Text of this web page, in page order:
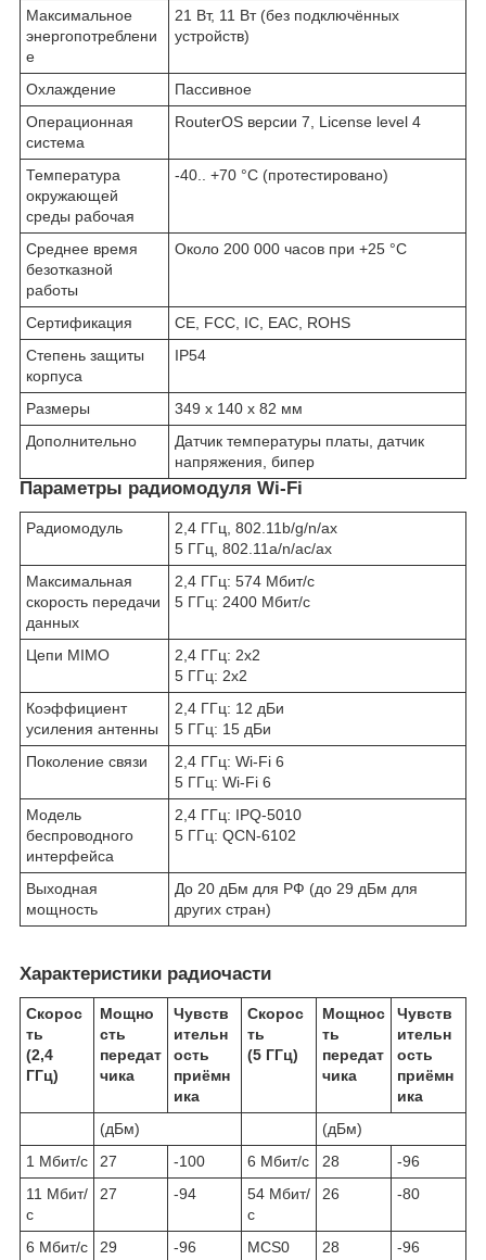
Максимальное
энергопотреблени
е
21 Вт, 11 Вт (без подключённых
устройств)
Охлаждение
Пассивное
Операционная
система
RouterOS версии 7, License level 4
Температура
окружающей
среды рабочая
-40.. +70 °C (протестировано)
Среднее время
безотказной
работы
Около 200 000 часов при +25 °C
Сертификация
CE, FCC, IC, EAC, ROHS
Степень защиты
корпуса
IP54
Размеры
349 x 140 x 82 мм
Дополнительно
Датчик температуры платы, датчик
напряжения, бипер
Параметры радиомодуля Wi-Fi
Радиомодуль
2,4 ГГц, 802.11b/g/n/ax
5 ГГц, 802.11a/n/ac/ax
Максимальная
скорость передачи
данных
2,4 ГГц: 574 Мбит/с
5 ГГц: 2400 Мбит/с
Цепи MIMO
2,4 ГГц: 2х2
5 ГГц: 2х2
Коэффициент
усиления антенны
2,4 ГГц: 12 дБи
5 ГГц: 15 дБи
Поколение связи
2,4 ГГц: Wi-Fi 6
5 ГГц: Wi-Fi 6
Модель
беспроводного
интерфейса
2,4 ГГц: IPQ-5010
5 ГГц: QCN-6102
Выходная
мощность
До 20 дБм для РФ (до 29 дБм для
других стран)
Характеристики радиочасти
Скорос
ть
(2,4
ГГц)
Мощно
сть
передат
чика
Чувств
ительн
ость
приёмн
ика
Скорос
ть
(5 ГГц)
Мощнос
ть
передат
чика
Чувств
ительн
ость
приёмн
ика
(дБм)
(дБм)
1 Мбит/с
27 -100 6 Мбит/с 28
-96
11 Мбит/
с
27 -94
54 Мбит/
с
26 -80
6 Мбит/с 29 -96 MCS0 28 -96